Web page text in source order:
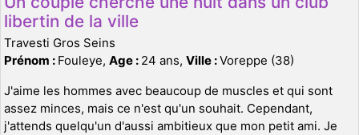
libertin de la ville
Travesti Gros Seins
Prénom : Fouleye, Age : 24 ans, Ville :Voreppe (38)
J'aime les hommes avec beaucoup de muscles et qui sont
assez minces, mais ce n'est qu'un souhait. Cependant,
j'attends quelqu'un d'aussi ambitieux que mon petit ami. Je